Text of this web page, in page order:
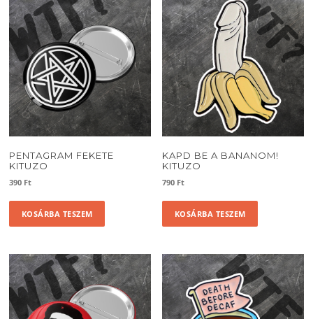
PENTAGRAM FEKETE
KITUZO
390 Ft
KOSÁRBA TESZEM
KAPD BE A BANANOM!
KITUZO
790 Ft
KOSÁRBA TESZEM